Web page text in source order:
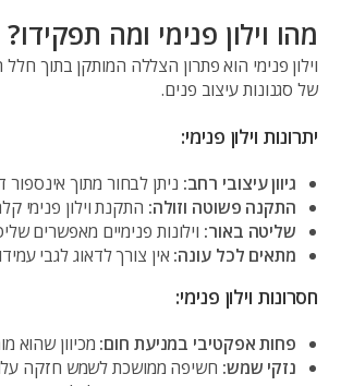
מהו וילון פנימי ומה תפקידו?
וילון פנימי הוא פתרון הצללה המותקן בתוך
של סגנונות עיצוב פנים.
יתרונות וילון פנימי:
גיוון עיצובי רחב: ניתן לבחור מתוך
התקנה פשוטה וזולה: התקנת וילון פנימי
שליטה באור: וילונות פנימיים מאפשרים
מתאים לכל עונה: אין צורך לדאוג לגבי
חסרונות וילון פנימי:
פחות אפקטיבי במניעת חום: מכיוון שהוא
נזקי שמש: חשיפה ממושכת לשמש חזקה